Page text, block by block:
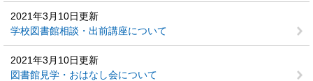
2021年3月10日更新
学校図書館相談・出前講座について
2021年3月10日更新
図書館見学・おはなし会について